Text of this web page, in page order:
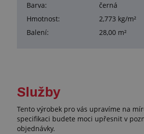
Barva:
černá
Hmotnost:
2,773 kg/m²
Balení:
28,00 m²
Služby
Tento výrobek pro vás upravíme na
specifikaci budete moci upřesnit v
objednávky.